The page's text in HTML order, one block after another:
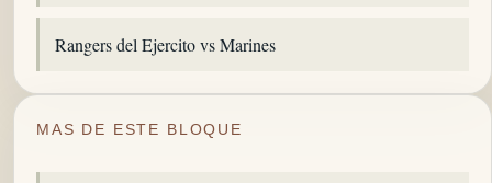
Rangers del Ejercito vs Marines
MAS DE ESTE BLOQUE